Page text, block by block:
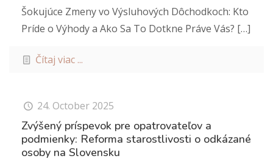
Šokujúce Zmeny vo Výsluhových Dôchodkoch: Kto
Príde o Výhody a Ako Sa To Dotkne Práve Vás? […]
Čítaj viac ...
24. October 2025
Zvýšený príspevok pre opatrovateľov a
podmienky: Reforma starostlivosti o odkázané
osoby na Slovensku